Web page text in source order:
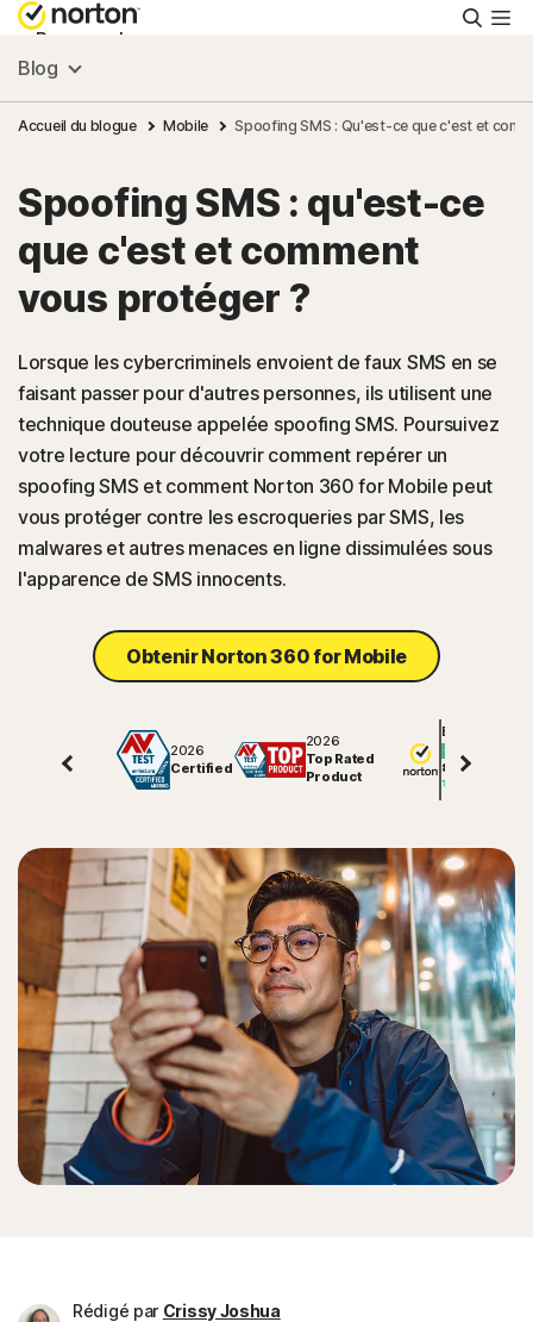
Personnel
Small Business
Ressources
Support
France
Connexion
Blog
Accueil du blogue Mobile Spoofing SMS : Qu'est-ce que c'est et
Spoofing SMS : qu'est-ce
que c'est et comment
vous protéger ?
Lorsque les cybercriminels envoient de faux SMS en se
faisant passer pour d'autres personnes, ils utilisent une
technique douteuse appelée spoofing SMS. Poursuivez
votre lecture pour découvrir comment repérer un
spoofing SMS et comment Norton 360 for Mobile peut
vous protéger contre les escroqueries par SMS, les
malwares et autres menaces en ligne dissimulées sous
l'apparence de SMS innocents.
Obtenir Norton 360 for Mobile
2026
Certified
2026
Top Rated
Product
Excellent
81508
Rédigé par Crissy Joshua